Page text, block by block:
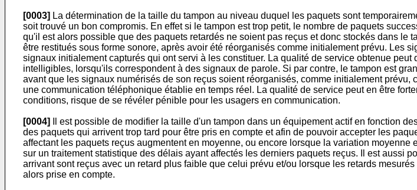
[0003] La détermination de la taille du tampon au niveau duquel les paquets sont
soit trouvé un bon compromis. En effet si le tampon est trop petit, le nombre de paquets
qu'il est alors possible que des paquets retardés ne soient pas reçus et donc stockés dans
être restitués sous forme sonore, après avoir été réorganisés comme initialement prévu. Les
signaux initialement capturés qui ont servi à les constituer. La qualité de service obtenue
intelligibles, lorsqu'ils correspondent à des signaux de parole. Si par contre, le tampon est
avant que les signaux numérisés de son reçus soient réorganisés, comme initialement
une communication téléphonique établie en temps réel. La qualité de service peut en être
conditions, risque de se révéler pénible pour les usagers en communication.
[0004]
Il est possible de modifier la taille d'un tampon dans un équipement actif en fonction
des paquets qui arrivent trop tard pour être pris en compte et afin de pouvoir accepter les
affectant les paquets reçus augmentent en moyenne, ou encore lorsque la variation
sur un traitement statistique des délais ayant affectés les derniers paquets reçus. Il est aussi
arrivant sont reçus avec un retard plus faible que celui prévu et/ou lorsque les retards
alors prise en compte.